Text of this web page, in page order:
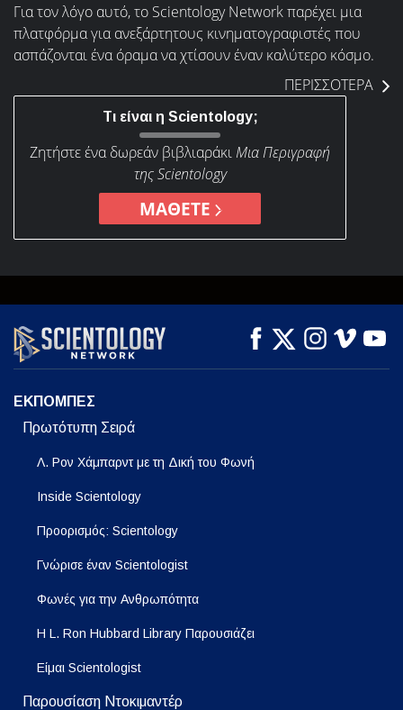
Για τον λόγο αυτό, το Scientology Network παρέχει μια
πλατφόρμα για ανεξάρτητους κινηματογραφιστές που
ασπάζονται ένα όραμα να χτίσουν έναν καλύτερο κόσμο.
ΠΕΡΙΣΣΟΤΕΡΑ
Τι είναι η Scientology;
Ζητήστε ένα δωρεάν βιβλιαράκι Μια Περιγραφή
της Scientology
ΜΑΘΕΤΕ
ΕΚΠΟΜΠΕΣ
Πρωτότυπη Σειρά
Λ. Ρον Χάμπαρντ με τη Δική του Φωνή
Inside Scientology
Προορισμός: Scientology
Γνώρισε έναν Scientologist
Φωνές για την Ανθρωπότητα
Η L. Ron Hubbard Library Παρουσιάζει
Είμαι Scientologist
Παρουσίαση Ντοκιμαντέρ